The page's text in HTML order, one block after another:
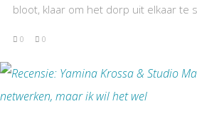
bloot, klaar om het dorp uit elkaar te
0 0